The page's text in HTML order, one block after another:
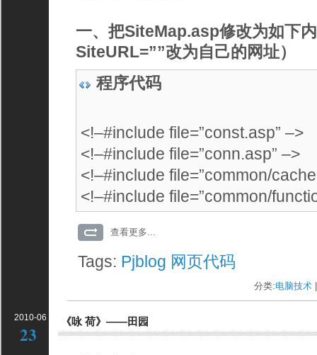
一、把SiteMap.asp修改为如下
SiteURL=””改为自己的网址）
程序代码
<!–#include file=”const.asp” –>
<!–#include file=”conn.asp” –>
<!–#include file=”common/
<!–#include file=”common/
查看更多...
Tags: Pjblog 网页代码
分类:电脑技术
2010-06
23
《咏 荷》——田园